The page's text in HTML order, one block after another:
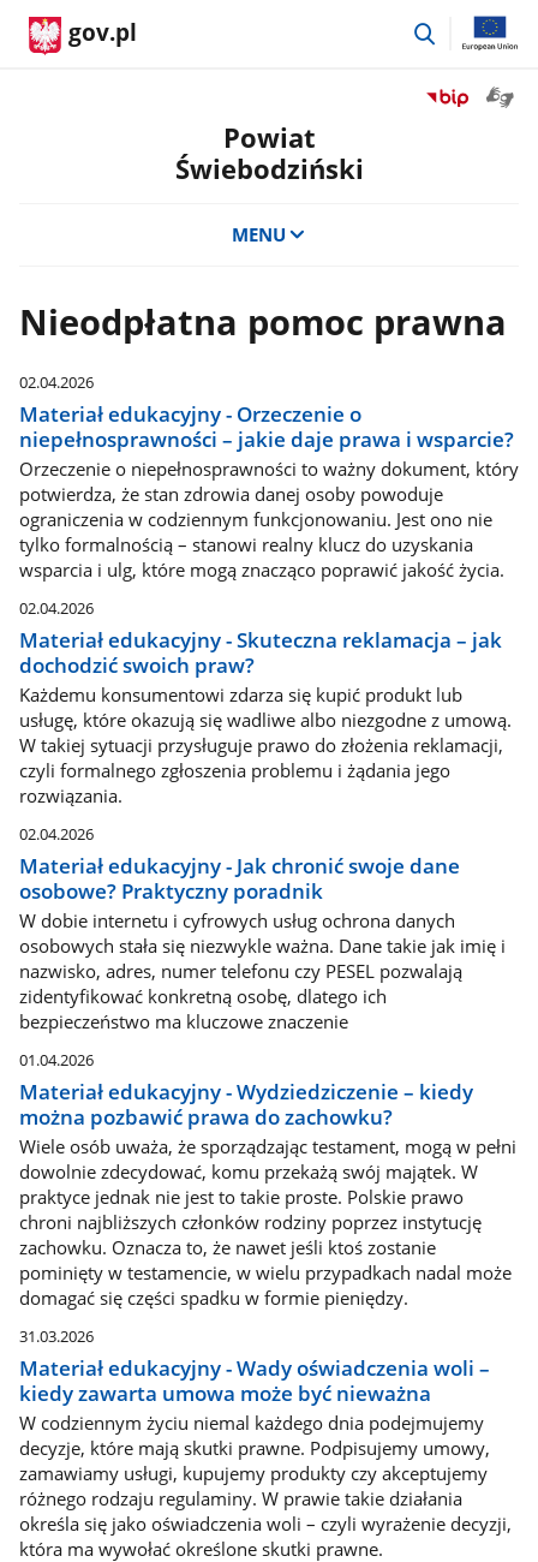
gov.pl
przejdź
Przejdź
Powiat
Świebodziński
MENU
Nieodpłatna pomoc prawna
02.04.2026
Materiał edukacyjny - Orzeczenie o
niepełnosprawności – jakie daje prawa i wsparcie?
Orzeczenie o niepełnosprawności to ważny dokument, który
potwierdza, że stan zdrowia danej osoby powoduje
ograniczenia w codziennym funkcjonowaniu. Jest ono nie
tylko formalnością – stanowi realny klucz do uzyskania
wsparcia i ulg, które mogą znacząco poprawić jakość życia.
02.04.2026
Materiał edukacyjny - Skuteczna reklamacja – jak
dochodzić swoich praw?
Każdemu konsumentowi zdarza się kupić produkt lub
usługę, które okazują się wadliwe albo niezgodne z umową.
W takiej sytuacji przysługuje prawo do złożenia reklamacji,
czyli formalnego zgłoszenia problemu i żądania jego
rozwiązania.
02.04.2026
Materiał edukacyjny - Jak chronić swoje dane
osobowe? Praktyczny poradnik
W dobie internetu i cyfrowych usług ochrona danych
osobowych stała się niezwykle ważna. Dane takie jak imię i
nazwisko, adres, numer telefonu czy PESEL pozwalają
zidentyfikować konkretną osobę, dlatego ich
bezpieczeństwo ma kluczowe znaczenie
01.04.2026
Materiał edukacyjny - Wydziedziczenie – kiedy
można pozbawić prawa do zachowku?
Wiele osób uważa, że sporządzając testament, mogą w pełni
dowolnie zdecydować, komu przekażą swój majątek. W
praktyce jednak nie jest to takie proste. Polskie prawo
chroni najbliższych członków rodziny poprzez instytucję
zachowku. Oznacza to, że nawet jeśli ktoś zostanie
pominięty w testamencie, w wielu przypadkach nadal może
domagać się części spadku w formie pieniędzy.
31.03.2026
Materiał edukacyjny - Wady oświadczenia woli –
kiedy zawarta umowa może być nieważna
W codziennym życiu niemal każdego dnia podejmujemy
decyzje, które mają skutki prawne. Podpisujemy umowy,
zamawiamy usługi, kupujemy produkty czy akceptujemy
różnego rodzaju regulaminy. W prawie takie działania
określa się jako oświadczenia woli – czyli wyrażenie decyzji,
która ma wywołać określone skutki prawne.